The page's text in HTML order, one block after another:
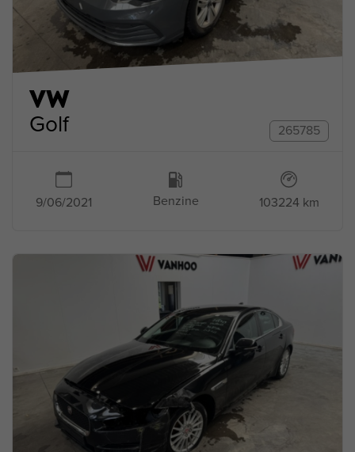
VW
Golf 265785
9/06/2021 Benzine 103224 km